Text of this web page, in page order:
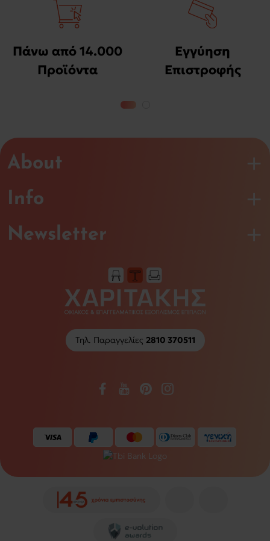
Πάνω από 14.000
Προϊόντα
Εγγύηση
Επιστροφής
About
Info
Τηλ. Παραγγελίες 2810 370511
Newsletter